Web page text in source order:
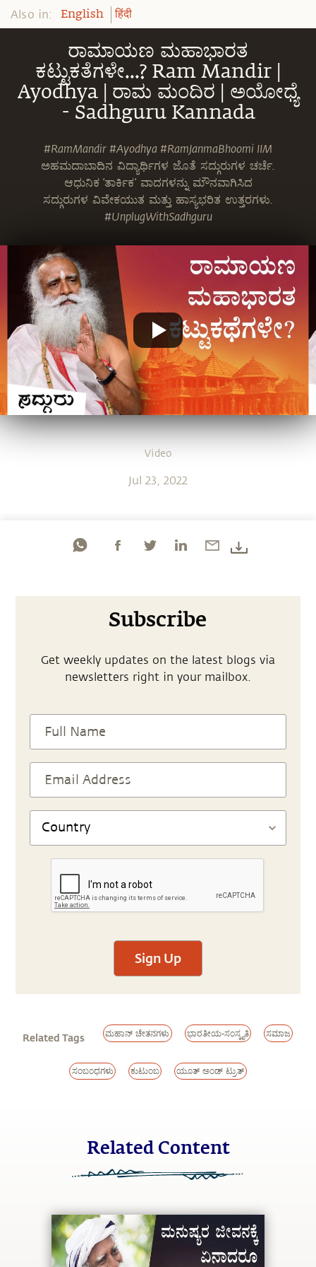
Also in: English हिंदी
ರಾಮಾಯಣ ಮಹಾಭಾರತ
ಕಟ್ಟುಕತೆಗಳೇ...? Ram Mandir |
Ayodhya | ರಾಮ ಮಂದಿರ | ಅಯೋಧ್ಯೆ
- Sadhguru Kannada
#RamMandir #Ayodhya #RamJanmaBhoomi IIM
ಅಹಮದಾಬಾದಿನ ವಿದ್ಯಾರ್ಥಿಗಳ ಜೊತೆ ಸದ್ಗುರುಗಳ ಚರ್ಚೆ.
ಆಧುನಿಕ ’ತಾರ್ಕಿಕ’ ವಾದಗಳನ್ನು ಮೌನವಾಗಿಸಿದ
ಸದ್ಗುರುಗಳ ವಿವೇಕಯುತ ಮತ್ತು ಹಾಸ್ಯಭರಿತ ಉತ್ತರಗಳು.
#UnplugWithSadhguru
Video
Jul 23, 2022
Subscribe
Get weekly updates on the latest blogs via
newsletters right in your mailbox.
Sign Up
Related Tags ಮಹಾನ್ ಚೇತನಗಳು ಭಾರತೀಯ-ಸಂಸ್ಕೃತಿ ಸಮಾಜ
ಸಂಬಂಧಗಳು ಕುಟುಂಬ ಯೂತ್ ಅಂಡ್ ಟ್ರುತ್
Related Content